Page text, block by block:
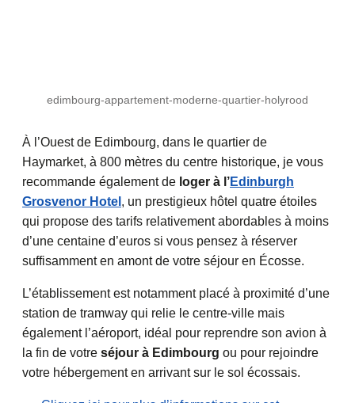
edimbourg-appartement-moderne-quartier-holyrood
À l’Ouest de Edimbourg, dans le quartier de
Haymarket, à 800 mètres du centre historique, je vous
recommande également de loger à l’Edinburgh
Grosvenor Hotel , un prestigieux hôtel quatre étoiles
qui propose des tarifs relativement abordables à moins
d’une centaine d’euros si vous pensez à réserver
suffisamment en amont de votre séjour en Écosse.
L’établissement est notamment placé à proximité d’une
station de tramway qui relie le centre-ville mais
également l’aéroport, idéal pour reprendre son avion à
la fin de votre séjour à Edimbourg ou pour rejoindre
votre hébergement en arrivant sur le sol écossais.